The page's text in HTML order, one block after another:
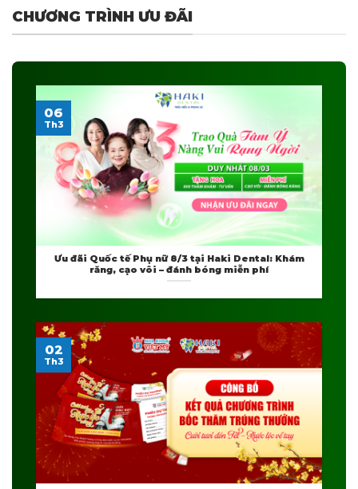
CHƯƠNG TRÌNH ƯU ĐÃI
Ưu đãi Quốc tế Phụ nữ 8/3 tại Haki Dental: Khám
răng, cạo vôi – đánh bóng miễn phí
06
Th3
02
Th3